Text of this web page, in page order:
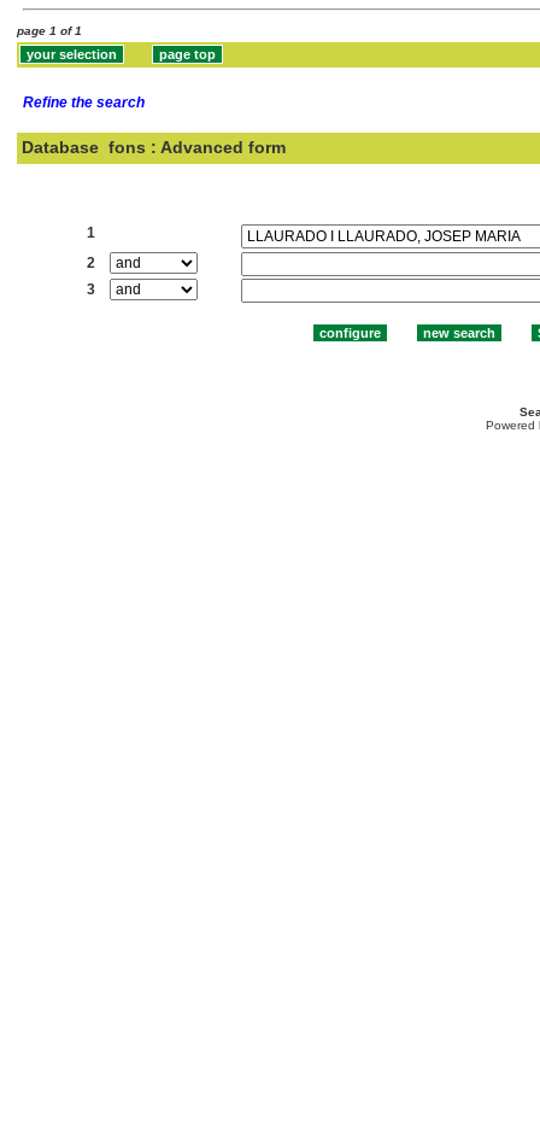
page 1 of 1
Refine the search
Database fons : Advanced form
1
2
3